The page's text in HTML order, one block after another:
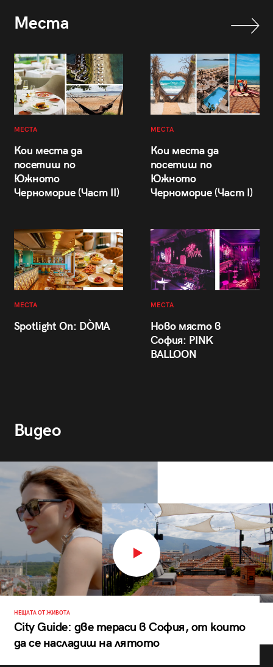
Места
МЕСТА
Кои места да
посетиш по
Южното
Черноморие (Част II)
МЕСТА
Кои места да
посетиш по
Южното
Черноморие (Част I)
МЕСТА
Spotlight On: DÒMA
МЕСТА
Ново място в
София: PINK
BALLOON
Видео
НЕЩАТА ОТ ЖИВОТА
City Guide: две тераси в София, от които
да се насладиш на лятото